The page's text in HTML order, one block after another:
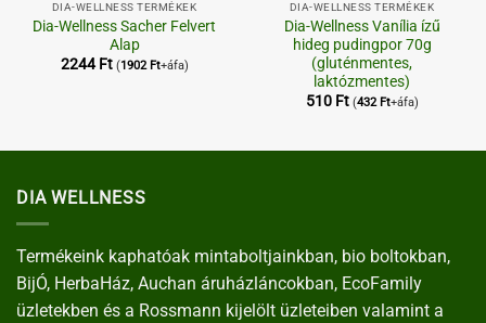
DIA-WELLNESS TERMÉKEK
Dia-Wellness Sacher Felvert
Alap
2244Ft (1902 Ft+áfa)
DIA-WELLNESS TERMÉKEK
Dia-Wellness Vanília ízű
hideg pudingpor 70g
(gluténmentes,
laktózmentes)
510 Ft (432 Ft+áfa)
DIA WELLNESS
Termékeink kaphatóak mintaboltjainkban, bio boltokban,
BijÓ, HerbaHáz, Auchan áruházláncokban, EcoFamily
üzletekben és a Rossmann kijelölt üzleteiben valamint a